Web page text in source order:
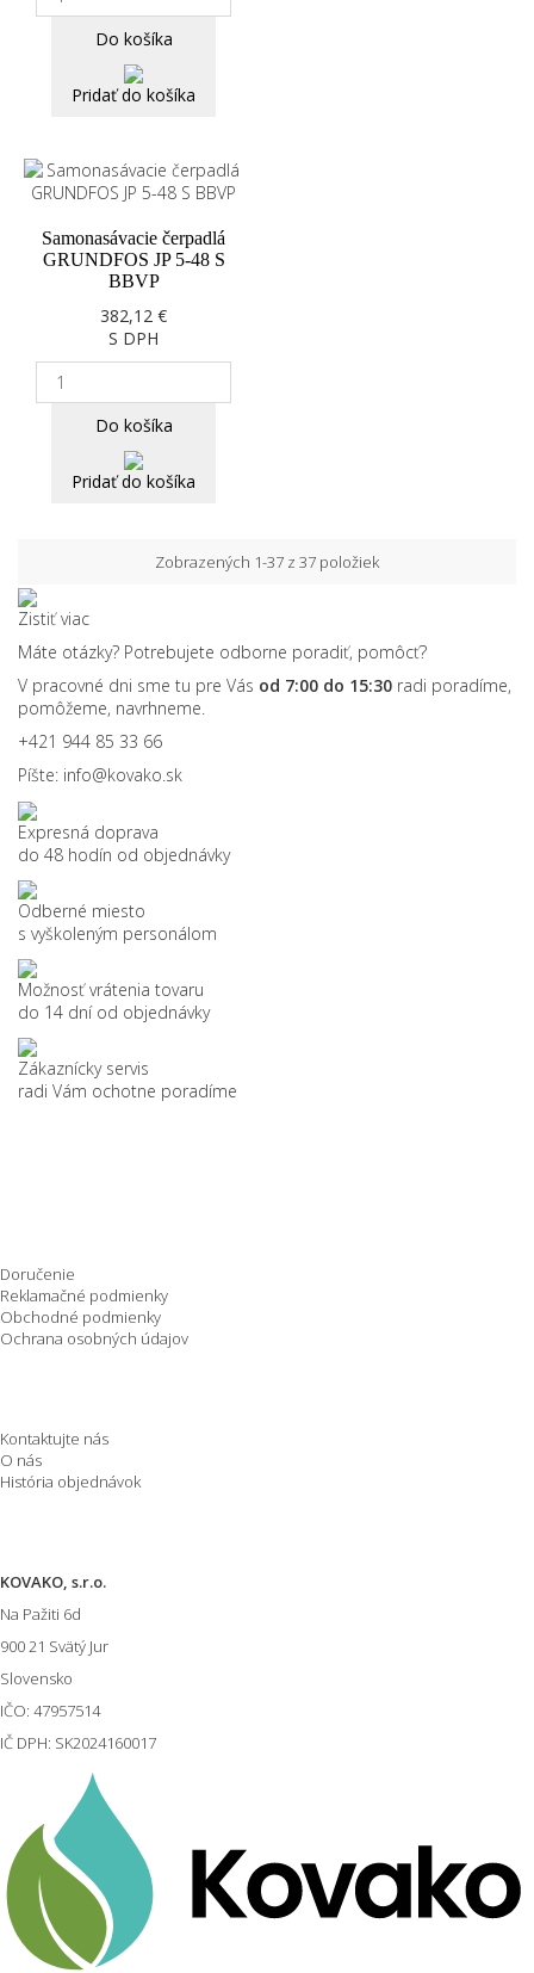
Do košíka
Pridať do košíka
Samonasávacie čerpadlá
GRUNDFOS JP 5-48 S
BBVP
382,12 €
S DPH
Do košíka
Pridať do košíka
Zobrazených 1-37 z 37 položiek
Zistiť viac
Máte otázky? Potrebujete odborne poradiť, pomôcť?
V pracovné dni sme tu pre Vás od 7:00 do 15:30 radi poradíme,
pomôžeme, navrhneme.
+421 944 85 33 66
Píšte: info@kovako.sk
Expresná doprava
do 48 hodín od objednávky
Odberné miesto
s vyškoleným personálom
Možnosť vrátenia tovaru
do 14 dní od objednávky
Zákaznícky servis
radi Vám ochotne poradíme
Doručenie
Reklamačné podmienky
Obchodné podmienky
Ochrana osobných údajov
Kontaktujte nás
O nás
História objednávok
KOVAKO, s.r.o.
Na Pažiti 6d
900 21 Svätý Jur
Slovensko
IČO: 47957514
IČ DPH: SK2024160017